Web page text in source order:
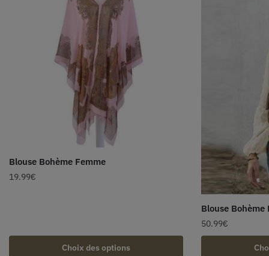
Blouse Bohème Femme
19.99€
Choix des options
Blouse
50.99€